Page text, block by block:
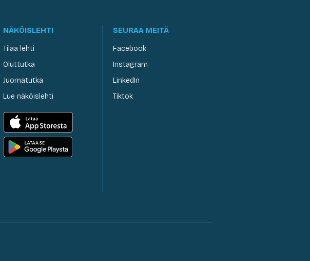
NÄKÖISLEHTI
Tilaa lehti
Oluttutka
Juomatutka
Lue näköislehti
SEURAA MEITÄ
Facebook
Instagram
LinkedIn
Tiktok